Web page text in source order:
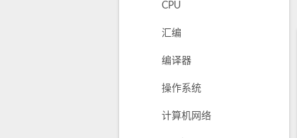
CPU
汇编
编译器
操作系统
计算机网络